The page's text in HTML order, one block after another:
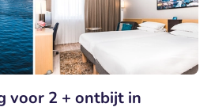
voor 2 + ontbijt in